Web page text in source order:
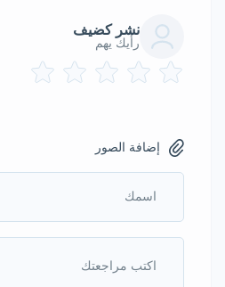
نشر كضيف
رأيك يهم
إضافة الصور